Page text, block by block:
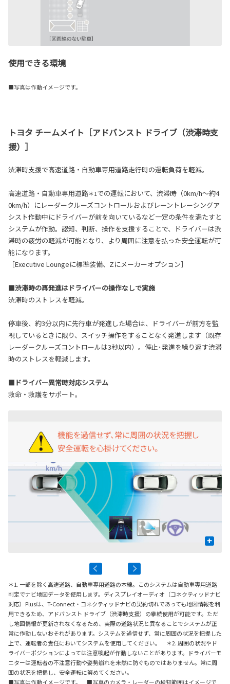
使用できる環境
■写真は作動イメージです。
トヨタ チームメイト［アドバンスト ドライブ（渋滞時支
援）］
渋滞時支援で高速道路・自動車専用道路走行時の運転負荷を軽減。
高速道路・自動車専用道路＊1での運転において、渋滞時（0km/h～約4
0km/h）にレーダークルーズコントロールおよびレーントレーシングア
シスト作動中にドライバーが前を向いているなど一定の条件を満たすと
システムが作動。認知、判断、操作を支援することで、ドライバーは渋
滞時の疲労の軽減が可能となり、より周囲に注意を払った安全運転が可
能になります。
［Executive Loungeに標準装備、Zにメーカーオプション］
■渋滞時の再発進はドライバーの操作なしで実施
渋滞時のストレスを軽減。
停車後、約3分以内に先行車が発進した場合は、ドライバーが前方を監
視しているときに限り、スイッチ操作をすることなく発進します（既存
レーダークルーズコントロールは3秒以内）。停止･発進を繰り返す渋滞
時のストレスを軽減します。
■ドライバー異常時対応システム
救命・救護をサポート。
+
＊1. 一部を除く高速道路、自動車専用道路の本線。このシステムは自動車専用道路
判定でナビ地図データを使用します。ディスプレイオーディオ（コネクティッドナビ
対応）Plusは、T-Connect・コネクティッドナビの契約切れであっても地図情報を利
用できるため、アドバンスト ドライブ（渋滞時支援）の継続使用が可能です。ただ
し地図情報が更新されなくなるため、実際の道路状況と異なることでシステムが正
常に作動しないおそれがあります。システムを過信せず、常に周囲の状況を把握した
上で、運転者の責任においてシステムを使用してください。 ＊2. 周囲の状況やド
ライバーポジションによっては注意喚起が作動しないことがあります。ドライバーモ
ニターは運転者の不注意行動や姿勢崩れを未然に防ぐものではありません。常に周
囲の状況を把握し、安全運転に努めてください。
■写真は作動イメージです。 ■写真のカメラ・レーダーの検知範囲はイメージで